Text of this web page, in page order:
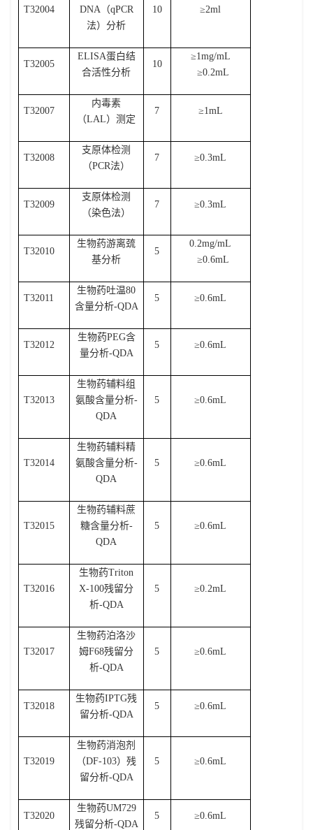
T32004
DNA（qPCR
法）分析
10 ≥2ml
T32005
ELISA蛋白结
合活性分析
10
≥1mg/mL
≥0.2mL
T32007
内毒素
（LAL）测定
7 ≥1mL
T32008
支原体检测
（PCR法）
7 ≥0.3mL
T32009
支原体检测
（染色法）
7 ≥0.3mL
T32010
生物药游离巯
基分析
5
0.2mg/mL
≥0.6mL
T32011
生物药吐温80
含量分析-QDA
5 ≥0.6mL
T32012
生物药PEG含
量分析-QDA
5 ≥0.6mL
T32013
生物药辅料组
氨酸含量分析-
QDA
5 ≥0.6mL
T32014
生物药辅料精
氨酸含量分析-
QDA
5 ≥0.6mL
T32015
生物药辅料蔗
糖含量分析-
QDA
5 ≥0.6mL
T32016
生物药Triton
X-100残留分
析-QDA
5 ≥0.2mL
T32017
生物药泊洛沙
姆F68残留分
析-QDA
5 ≥0.6mL
T32018
生物药IPTG残
留分析-QDA
5 ≥0.6mL
T32019
生物药消泡剂
（DF-103）残
留分析-QDA
5 ≥0.6mL
T32020
生物药UM729
残留分析-QDA
5 ≥0.6mL